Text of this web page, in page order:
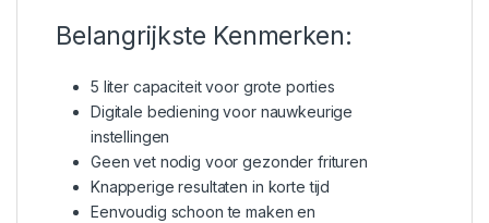
Belangrijkste Kenmerken:
5 liter capaciteit voor grote porties
Digitale bediening voor nauwkeurige
instellingen
Geen vet nodig voor gezonder frituren
Knapperige resultaten in korte tijd
Eenvoudig schoon te maken en